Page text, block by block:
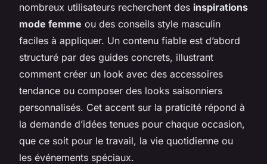
nombreux utilisateurs recherchent des inspirations
mode femme ou des conseils style masculin
faciles à appliquer. Un contenu fiable est d’abord
structuré par des guides concrets, illustrant
comment créer un look avec des accessoires
tendance ou composer des looks saisonniers
personnalisés. Cet accent sur la praticité répond à
la demande d’idées tenues pour chaque occasion,
que ce soit pour le travail, la vie quotidienne ou
les événements spéciaux.